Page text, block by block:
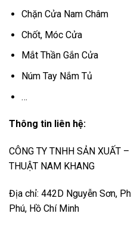
Chặn Cửa Nam Châm
Chốt, Móc Cửa
Mắt Thần Gắn Cửa
Núm Tay Nắm Tủ
…
Thông tin liên hệ:
CÔNG TY TNHH SẢN XUẤT
THUẬT NAM KHANG
Địa chỉ: 442D Nguyễn Sơn,
Phú, Hồ Chí Minh